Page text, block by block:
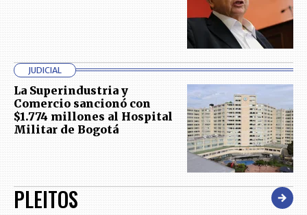
JUDICIAL
La Superindustria y
Comercio sancionó con
$1.774 millones al Hospital
Militar de Bogotá
PLEITOS